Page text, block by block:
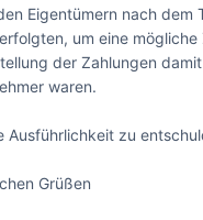
Eigentümern nach
um eine
der Zahlungen
waren.
Ausführlichkeit zu
Grüßen